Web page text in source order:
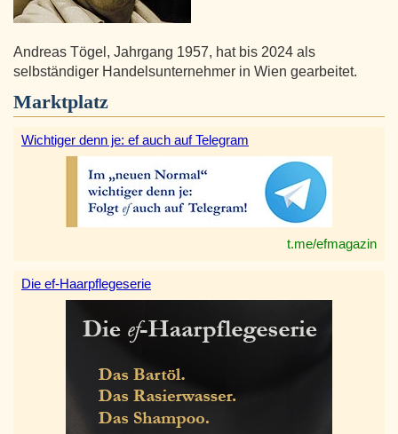
Andreas Tögel, Jahrgang 1957, hat bis 2024 als
selbständiger Handelsunternehmer in Wien gearbeitet.
Marktplatz
Wichtiger denn je: ef auch auf Telegram
t.me/efmagazin
Die ef-Haarpflegeserie